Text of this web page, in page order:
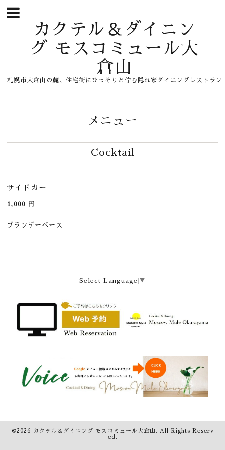
カクテル＆ダイニン
グ モスコミュール大
倉山
札幌市大倉山の麓、住宅街にひっそりと佇む隠れ家ダイニングレストラン
メニュー
Cocktail
サイドカー
1,000 円
ブランデーベース
Select Language ▼
©2026 カクテル＆ダイニング モスコミュール大倉山 . All Rights Reserv
ed.